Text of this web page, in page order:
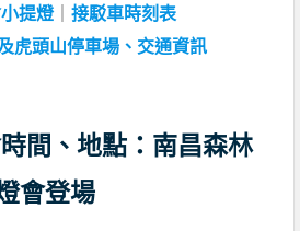
提燈｜接駁車時刻表
虎頭山停車場、交通資訊
間、地點：南昌森林
會登場